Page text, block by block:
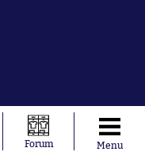
Forum Menu